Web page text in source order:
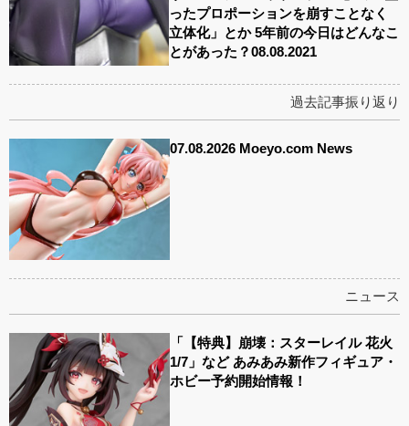
ったプロポーションを崩すことなく
立体化」とか 5年前の今日はどんなこ
とがあった？08.08.2021
過去記事振り返り
07.08.2026 Moeyo.com News
ニュース
「【特典】崩壊：スターレイル 花火
1/7」など あみあみ新作フィギュア・
ホビー予約開始情報！